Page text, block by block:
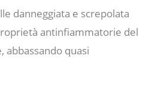
danneggiata e screpolata
antinfiammatorie del
abbassando quasi